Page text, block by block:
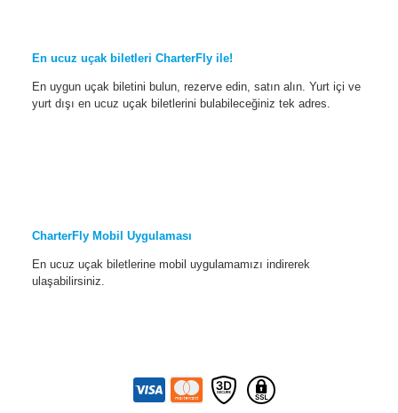
En ucuz uçak biletleri CharterFly ile!
En uygun uçak biletini bulun, rezerve edin, satın alın. Yurt içi ve
yurt dışı en ucuz uçak biletlerini bulabileceğiniz tek adres.
CharterFly Mobil Uygulaması
En ucuz uçak biletlerine mobil uygulamamızı indirerek
ulaşabilirsiniz.